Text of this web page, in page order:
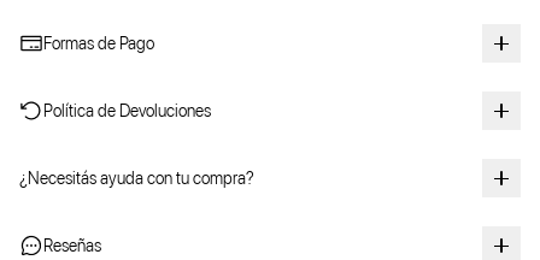
Formas de Pago
Política de Devoluciones
¿Necesitás ayuda con tu compra?
Reseñas